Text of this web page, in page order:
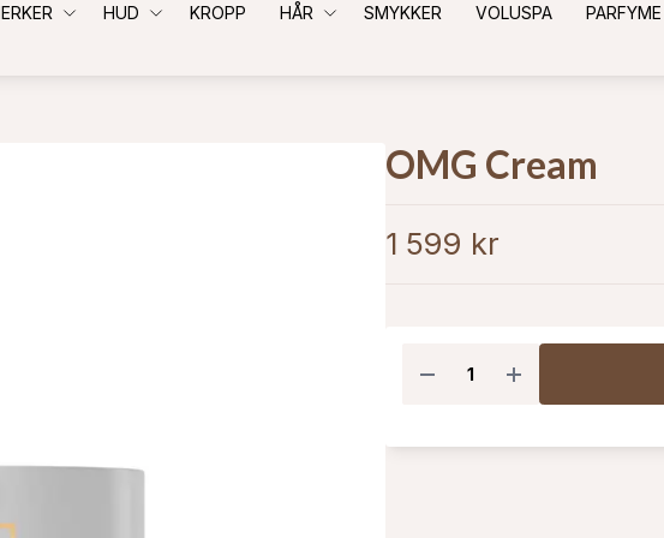
HUD KROPP HÅR SMYKKER VOLUSPA PARFYME
OMG Cream
1 599 kr